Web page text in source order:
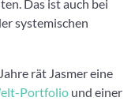
Das ist auch bei
systemischen
rät Jasmer eine
Portfolio und einer